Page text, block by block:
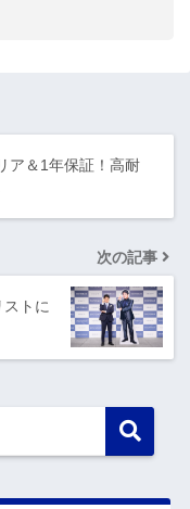
ア＆1年保証！高耐
次の記事
トに